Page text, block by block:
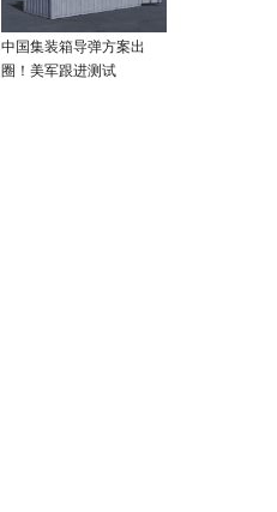
中国集装箱导弹方案出
圈！美军跟进测试